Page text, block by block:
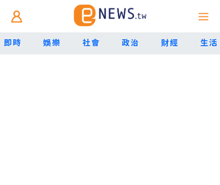
即時 娛樂 社會 政治 財經 生活